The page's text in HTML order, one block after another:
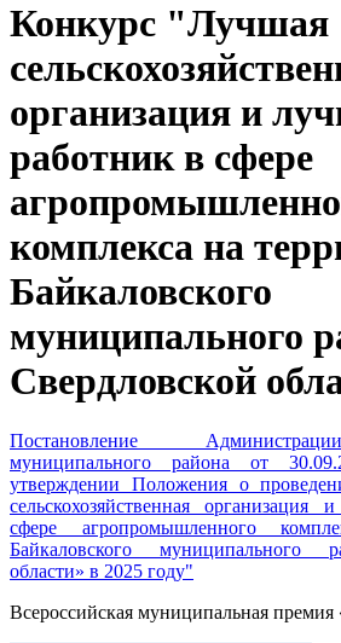
Конкурс "Лучшая
организация и
работник в сфере
комплекса на
Байкаловского
муниципального
Свердловской
Постановление
муниципального района от
утверждении Положения о
сельскохозяйственная
сфере агропромышленного
Байкаловского муниципального
области» в 2025 году"
Всероссийская муниципальная